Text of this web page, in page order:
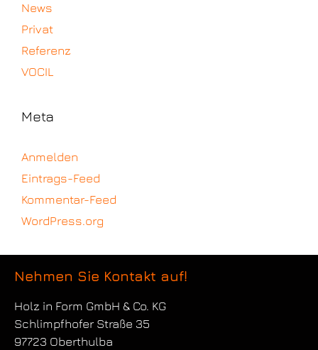
News
Privat
Referenz
VOCIL
Meta
Anmelden
Eintrags-Feed
Kommentar-Feed
WordPress.org
Nehmen Sie Kontakt auf!
Holz in Form GmbH & Co. KG
Schlimpfhofer Straße 35
97723 Oberthulba